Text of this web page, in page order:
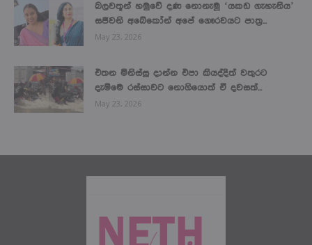
බලවතූන් හමුවේ දණ නොනැමූ ‘යකඩ ගැහැනිය’
සජීවනි අබේකෝන් අපේ ගෞරවයට පාත්‍ර...
May 23, 2026
එතන මිනිස්සු දාන්න එපා කියද්දිත් වතුරට
දැම්මෙ රස්සාවට නොගියොත් ඒ දවසත්...
May 23, 2026